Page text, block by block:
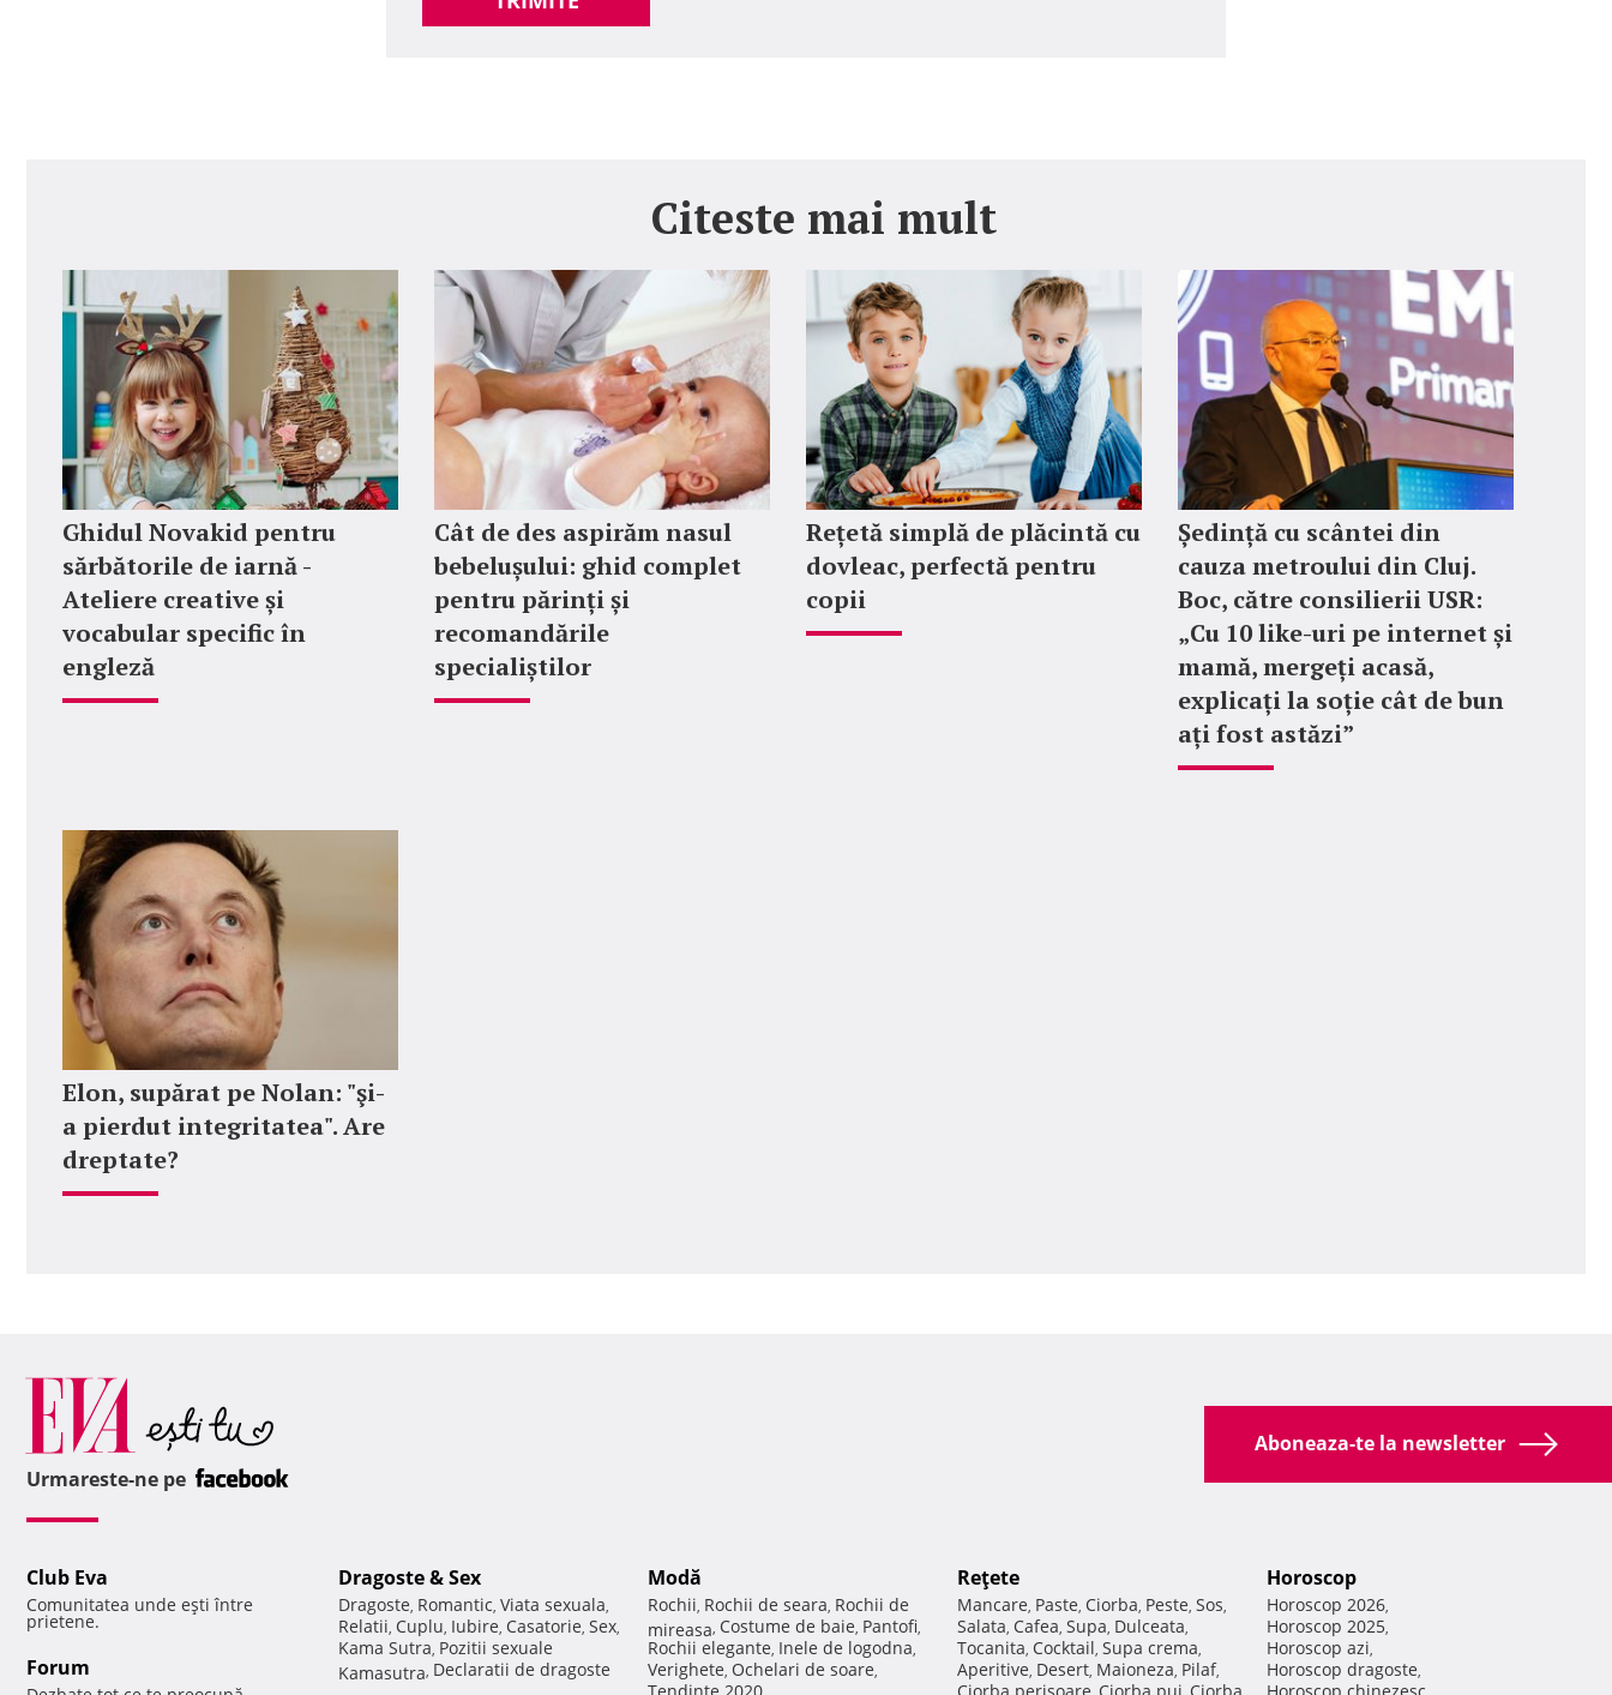
Citeste mai mult
Ghidul Novakid pentru
sărbătorile de iarnă -
Ateliere creative și
vocabular specific în
engleză
Cât de des aspirăm nasul
bebelușului: ghid complet
pentru părinți și
recomandările
specialiștilor
Rețetă simplă de plăcintă cu
dovleac, perfectă pentru
copii
Ședință cu scântei din
cauza metroului din Cluj.
Boc, către consilierii USR:
„Cu 10 like-uri pe internet și
mamă, mergeți acasă,
explicați la soție cât de bun
ați fost astăzi”
Elon, supărat pe Nolan: "şi-
a pierdut integritatea". Are
dreptate?
Aboneaza-te la newsletter
Urmareste-ne pe
Club Eva
Comunitatea unde eşti între
prietene.
Forum
Dragoste & Sex
Dragoste, Romantic, Viata sexuala,
Relatii, Cuplu, Iubire, Casatorie, Sex,
Kama Sutra, Pozitii sexuale
Kamasutra, Declaratii de dragoste
Modă
Rochii, Rochii de seara, Rochii de
mireasa, Costume de baie, Pantofi,
Rochii elegante, Inele de logodna,
Verighete, Ochelari de soare,
Reţete
Mancare, Paste, Ciorba, Peste, Sos,
Salata, Cafea, Supa, Dulceata,
Tocanita, Cocktail, Supa crema,
Aperitive, Desert, Maioneza, Pilaf,
Horoscop
Horoscop 2026,
Horoscop 2025,
Horoscop azi,
Horoscop dragoste,